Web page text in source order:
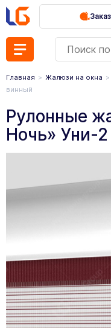
Главная Жалюзи на окна
винный
Рулонные
Ночь» Уни-